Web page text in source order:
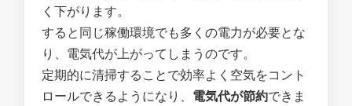
く下がります。
すると同じ稼働環境でも多くの電力が必要とな
り、電気代が上がってしまうのです。
定期的に清掃することで効率よく空気をコント
ロールできるようになり、 電気代が節約できま